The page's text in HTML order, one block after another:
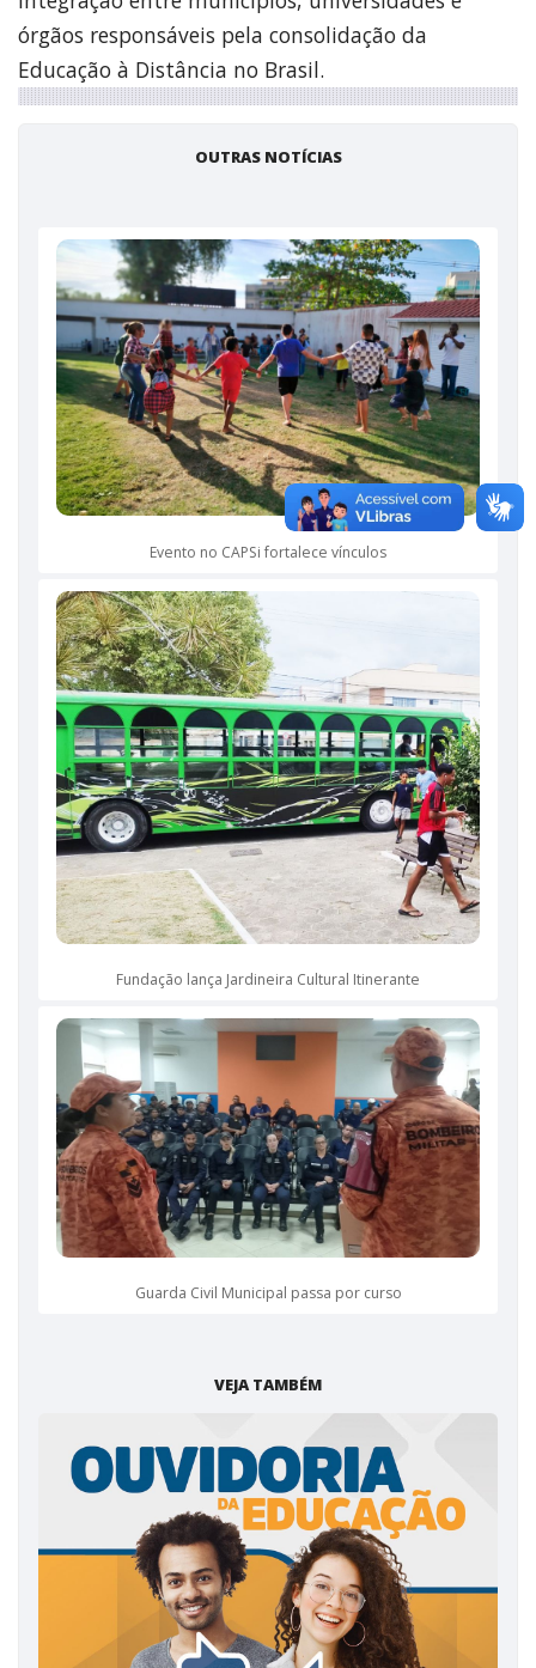
órgãos responsáveis pela consolidação da
Educação à Distância no Brasil.
OUTRAS NOTÍCIAS
Evento no CAPSi fortalece vínculos
Fundação lança Jardineira Cultural Itinerante
Guarda Civil Municipal passa por curso
VEJA TAMBÉM